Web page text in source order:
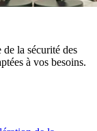
la sécurité des
à vos besoins.